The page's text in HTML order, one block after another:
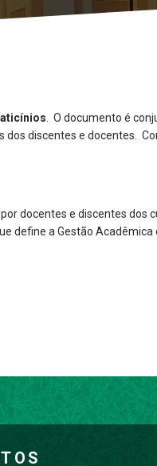
. O documento é
discentes e docentes.
docentes e discentes dos
define a Gestão Acadêmica